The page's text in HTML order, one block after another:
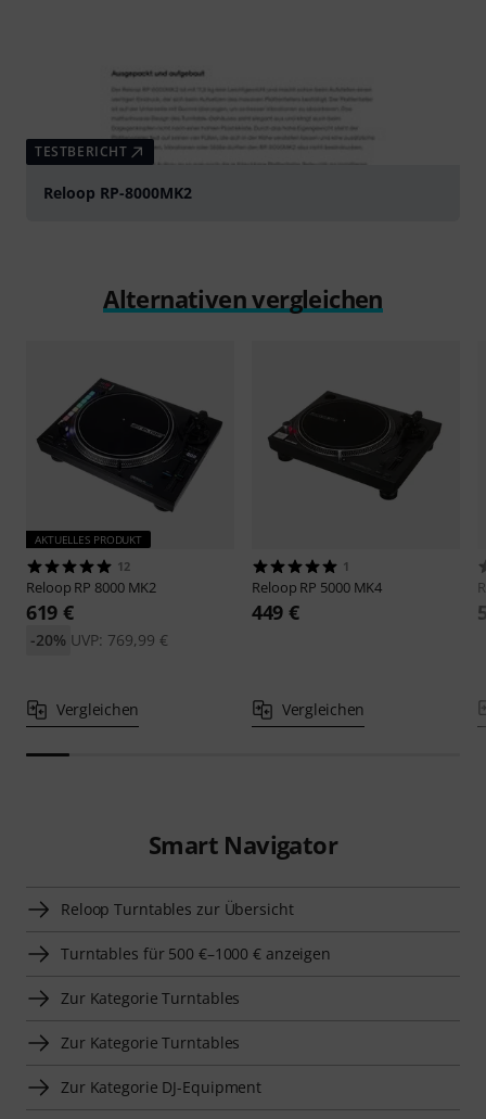
TESTBERICHT
Reloop RP-8000MK2
Alternativen vergleichen
AKTUELLES PRODUKT
12
Reloop RP 8000 MK2
619 €
UVP: 769,99 €
-20%
Vergleichen
1
Reloop RP 5000 MK4
449 €
Vergleichen
Smart Navigator
Reloop Turntables zur Übersicht
Turntables für 500 €–1000 € anzeigen
Zur Kategorie Turntables
Zur Kategorie Turntables
Zur Kategorie DJ-Equipment